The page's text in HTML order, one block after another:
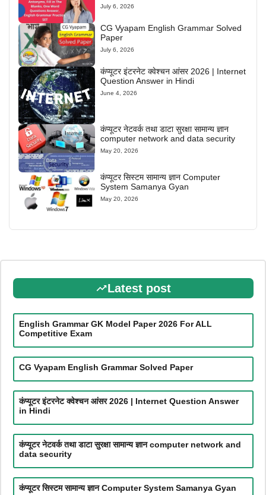
July 6, 2026
CG Vyapam English Grammar Solved
Paper
July 6, 2026
कंप्यूटर इंटरनेट क्वेश्चन आंसर 2026 | Internet
Question Answer in Hindi
June 4, 2026
कंप्यूटर नेटवर्क तथा डाटा सुरक्षा सामान्य ज्ञान
computer network and data security
May 20, 2026
कंप्यूटर सिस्टम सामान्य ज्ञान Computer
System Samanya Gyan
May 20, 2026
Latest post
English Grammar GK Model Paper 2026 For ALL
Competitive Exam
CG Vyapam English Grammar Solved Paper
कंप्यूटर इंटरनेट क्वेश्चन आंसर 2026 | Internet Question Answer
in Hindi
कंप्यूटर नेटवर्क तथा डाटा सुरक्षा सामान्य ज्ञान computer network and
data security
कंप्यूटर सिस्टम सामान्य ज्ञान Computer System Samanya Gyan